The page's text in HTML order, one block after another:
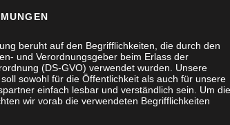
beruht auf den Begrifflichkeiten, die durch den
und Verordnungsgeber beim Erlass der
(DS-GVO) verwendet wurden. Unsere
sowohl für die Öffentlichkeit als auch für unsere
einfach lesbar und verständlich sein. Um
wir vorab die verwendeten Begrifflichkeiten